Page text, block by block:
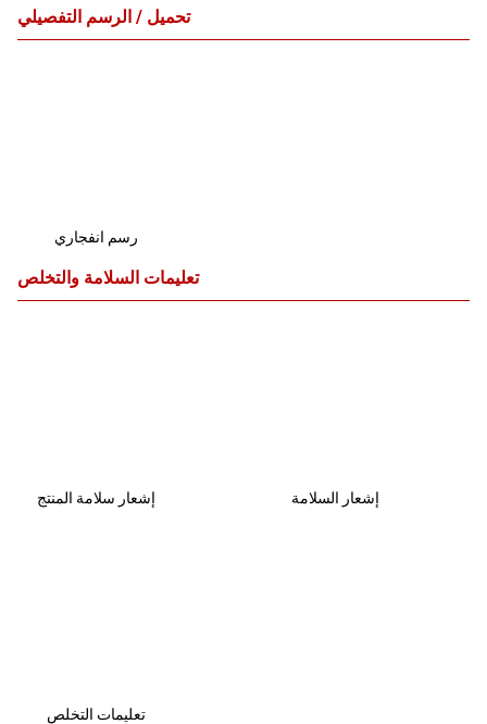
تحميل / الرسم التفصيلي
رسم انفجاري
تعليمات السلامة والتخلص
إشعار سلامة المنتج إشعار السلامة
تعليمات التخلص